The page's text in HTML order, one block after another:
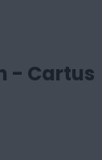
- Cartus